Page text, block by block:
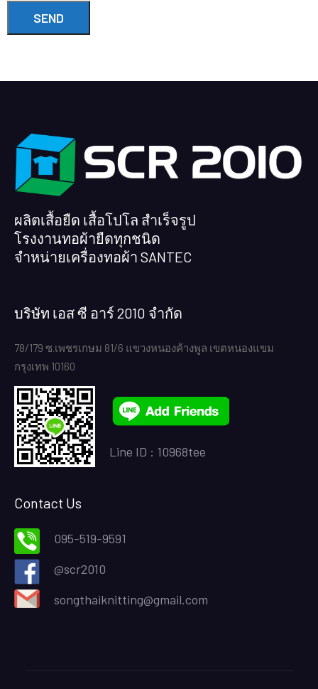
ผลิตเสื้อยืด เสื้อโปโล สำเร็จรูป
โรงงานทอผ้ายืดทุกชนิด
จำหน่ายเครื่องทอผ้า SANTEC
บริษัท เอส ซี อาร์ 2010 จำกัด
78/179 ซ.เพชรเกษม 81/6 แขวงหนองค้างพูล เขตหนองแขม
กรุงเทพ 10160
Line ID : 10968tee
Contact Us
095-519-9591
@scr2010
songthaiknitting@gmail.com